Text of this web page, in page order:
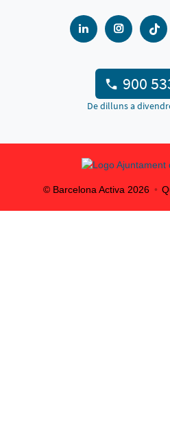
900
De dilluns a
© Barcelona Activa 2026